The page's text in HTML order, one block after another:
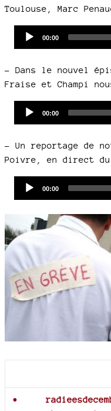
Toulouse, Marc
Current
00:00
– Dans le nouvel
Fraise et Champi
Current
00:00
– Un reportage de
Poivre, en direct
Current
00:00